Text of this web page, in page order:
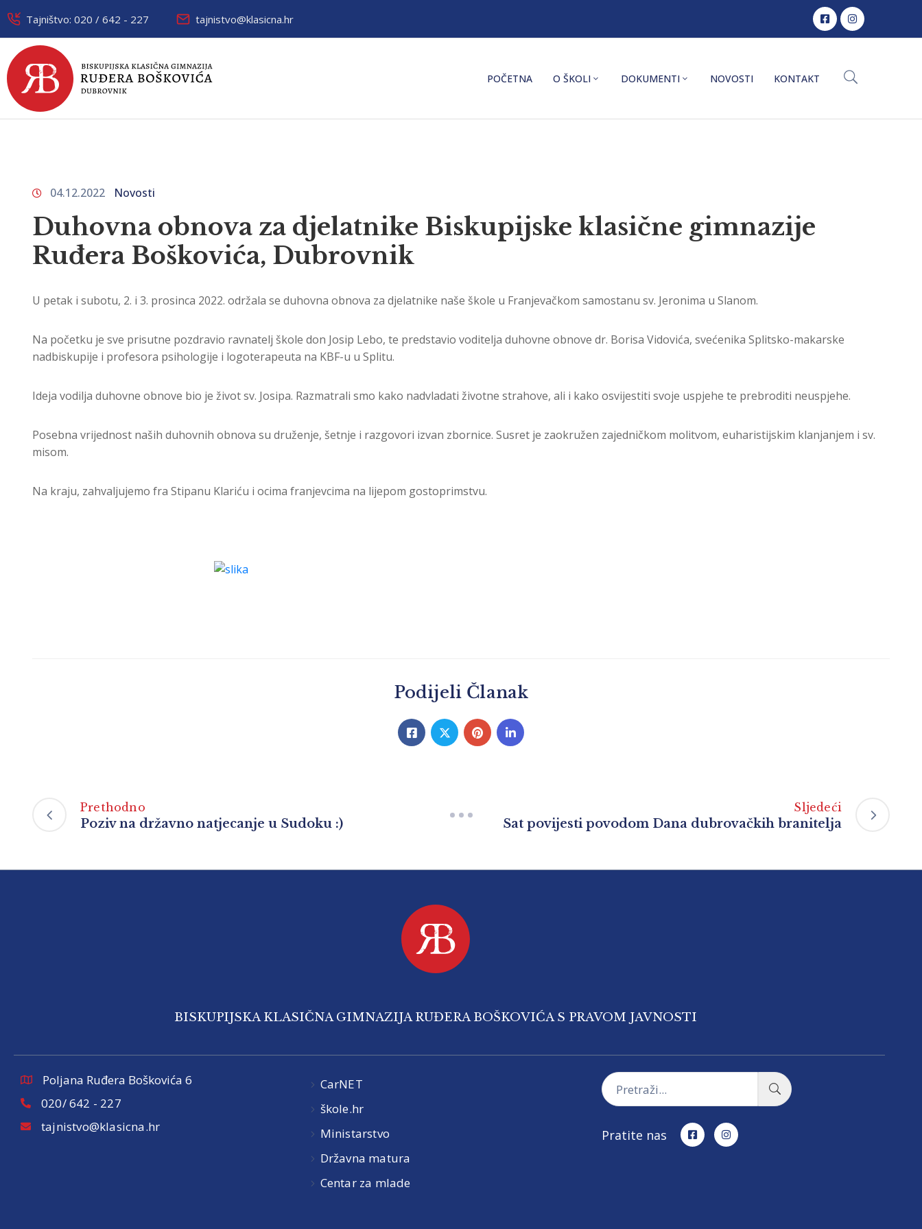
Tajništvo: 020 / 642 - 227 tajnistvo@klasicna.hr
POČETNA O ŠKOLI DOKUMENTI NOVOSTI KONTAKT
04.12.2022 Novosti
Duhovna obnova za djelatnike Biskupijske klasične gimnazije
Ruđera Boškovića, Dubrovnik
U petak i subotu, 2. i 3. prosinca 2022. održala se duhovna obnova za djelatnike naše škole u Franjevačkom samostanu sv. Jeronima u Slanom.
Na početku je sve prisutne pozdravio ravnatelj škole don Josip Lebo, te predstavio voditelja duhovne obnove dr. Borisa Vidovića, svećenika Splitsko-makarske
nadbiskupije i profesora psihologije i logoterapeuta na KBF-u u Splitu.
Ideja vodilja duhovne obnove bio je život sv. Josipa. Razmatrali smo kako nadvladati životne strahove, ali i kako osvijestiti svoje uspjehe te prebroditi neuspjehe.
Posebna vrijednost naših duhovnih obnova su druženje, šetnje i razgovori izvan zbornice. Susret je zaokružen zajedničkom molitvom, euharistijskim klanjanjem i sv.
misom.
Na kraju, zahvaljujemo fra Stipanu Klariću i ocima franjevcima na lijepom gostoprimstvu.
Podijeli Članak
Prethodno
Poziv na državno natjecanje u Sudoku :)
Sljedeći
Sat povijesti povodom Dana dubrovačkih branitelja
BISKUPIJSKA KLASIČNA GIMNAZIJA RUĐERA BOŠKOVIĆA S PRAVOM JAVNOSTI
Poljana Ruđera Boškovića 6
020/ 642 - 227
tajnistvo@klasicna.hr
CarNET
škole.hr
Ministarstvo
Državna matura
Centar za mlade
Pratite nas